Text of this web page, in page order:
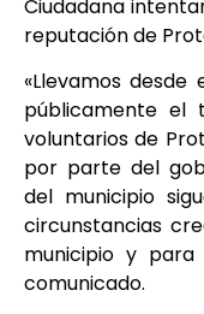
Ciudadana
reputación de
«Llevamos
públicamente el
voluntarios de
por parte del
del municipio
circunstancias
municipio y para
comunicado.